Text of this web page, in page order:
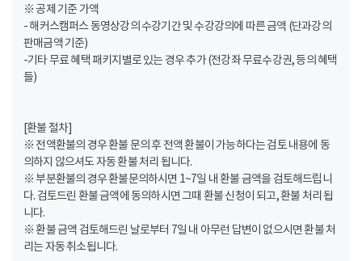
※ 공제 기준 가액
- 해커스캠퍼스 동영상강의 수강기간 및 수강강의에 따른 금액 (단과강의
판매금액 기준)
-기타 무료 혜택 패키지별로 있는 경우 추가 (전강좌 무료수강권, 등의 혜택
들)
[환불 절차]
※ 전액환불의 경우 환불 문의 후 전액 환불이 가능하다는 검토 내용에 동
의하지 않으셔도 자동 환불 처리 됩니다.
※ 부분환불의 경우 환불문의하시면 1~7일 내 환불 금액을 검토해드립니
다. 검토드린 환불 금액에 동의하시면 그때 환불 신청이 되고, 환불 처리 됩
니다.
※ 환불 금액 검토해드린 날로부터 7일 내 아무런 답변이 없으시면 환불 처
리는 자동 취소됩니다.